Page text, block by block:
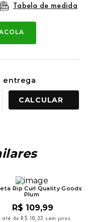
Tabela de medida
entrega
Rip Curl Quality Goods
Plum
R$ 109,99
até 6x R$ 18,33 sem juros